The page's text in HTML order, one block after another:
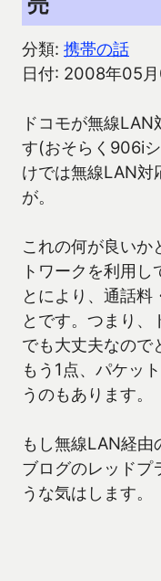
分類: 携帯の話
日付: 2008年05
ドコモが無線
す(おそらく906i
けでは無線LAN対
が。
これの何が良いか
トワークを利用し
とにより、通話料
とです。つまり、
でも大丈夫なので
もう1点、パケッ
うのもあります。
もし無線LAN経由
ブログのレッドプ
うな気はします。